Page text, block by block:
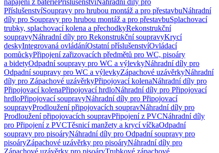
napájení z bateriePříslušenstvíNáhradní díly pro
PříslušenstvíSoupravy pro hrubou montáž a pro přestavbuNáhradní
díly pro Soupravy pro hrubou montáž a pro přestavbuSplachovací
trubky, splachovací kolena a přechodkyRekonstrukční
soupravyNáhradní díly pro Rekonstrukční soupravyKrycí
deskyIntegrovaná ovládáníOstatní příslušenstvíOvládací
pomůckyPřipojení zařizovacích předmětů pro WC, pisoáry
a bidetyOdpadní soupravy pro WC a výlevkyNáhradní díly pro
Odpadní soupravy pro WC a výlevkyZápachové uzávěrkyNáhradní
díly pro Zápachové uzávěrkyPřipojovací kolenaNáhradní díly pro
Připojovací kolenaPřipojovací hrdloNáhradní díly pro Připojovací
hrdloPřipojovací soupravyNáhradní díly pro Připojovací
soupravyProdloužení připojovacích soupravNáhradní díly pro
Prodloužení připojovacích soupravPřipojení z PVCNáhradní díly
pro Připojení z PVCTěsnicí manžety a krycí víčkaOdpadní
soupravy pro pisoáryNáhradní díly pro Odpadní soupravy pro
pisoáryZápachové uzávěrky pro pisoáryNáhradní díly pro
Zápachové uzávěrky pro pisoáryTrubkové zápachové